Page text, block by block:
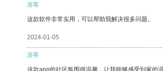
游客
这款软件非常实用，可以帮助我解决很多问题。
2024-01-05
游客
这款app的社区氛围很温馨，让我能够感受到家的温